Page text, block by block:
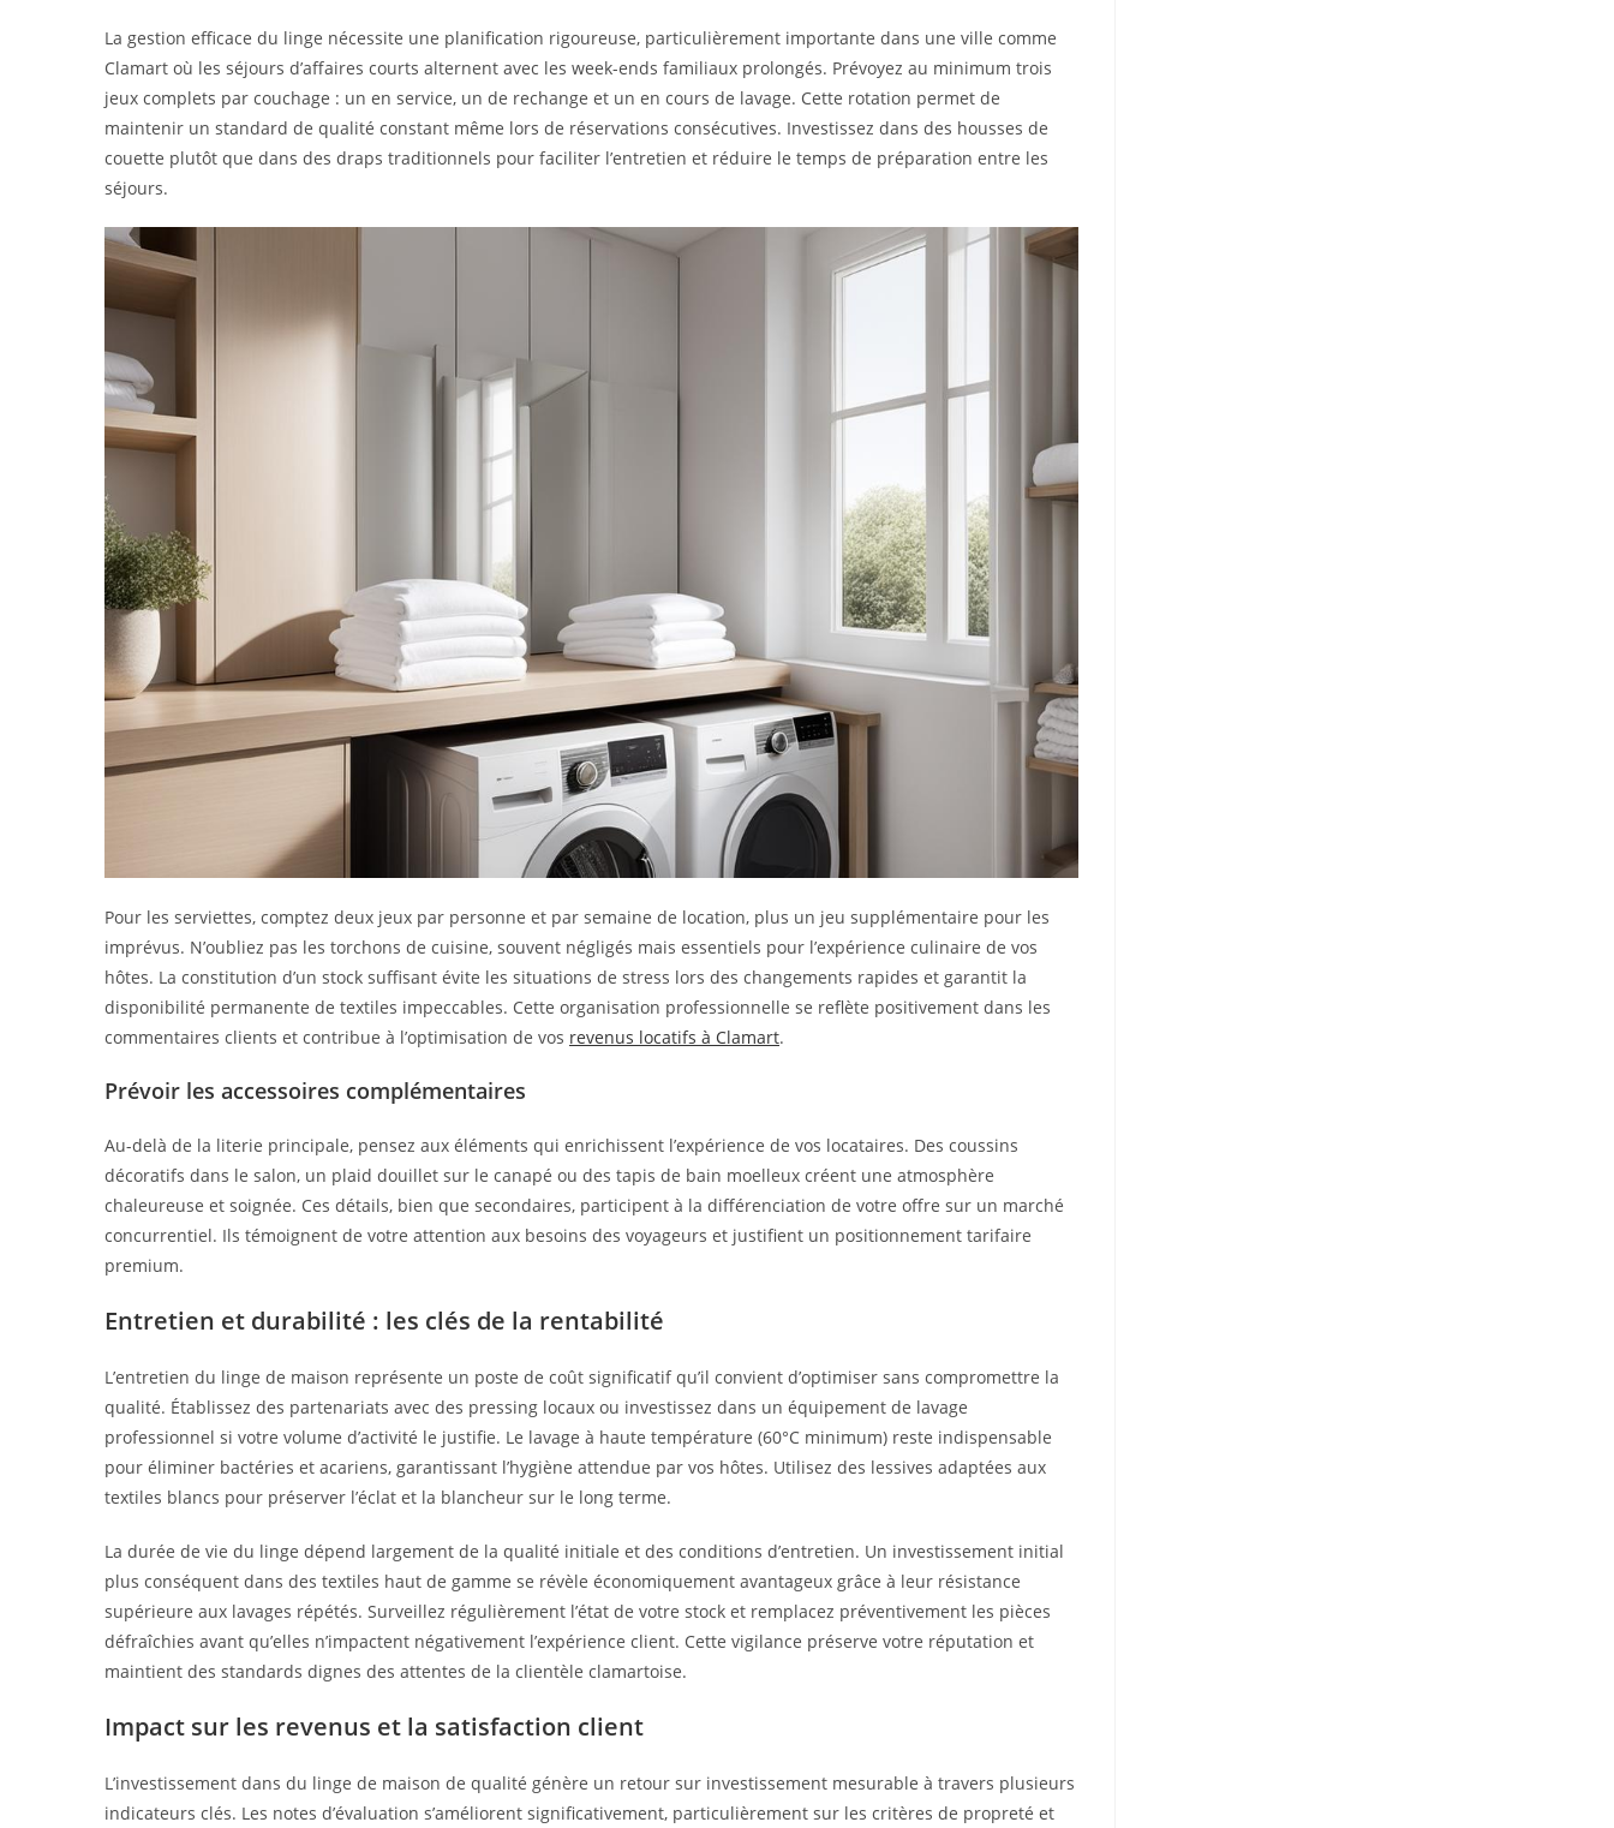
La gestion efficace du linge nécessite une planification rigoureuse, particulièrement importante dans une ville comme
Clamart où les séjours d’affaires courts alternent avec les week-ends familiaux prolongés. Prévoyez au minimum trois
jeux complets par couchage : un en service, un de rechange et un en cours de lavage. Cette rotation permet de
maintenir un standard de qualité constant même lors de réservations consécutives. Investissez dans des housses de
couette plutôt que dans des draps traditionnels pour faciliter l’entretien et réduire le temps de préparation entre les
séjours.
Pour les serviettes, comptez deux jeux par personne et par semaine de location, plus un jeu supplémentaire pour les
imprévus. N’oubliez pas les torchons de cuisine, souvent négligés mais essentiels pour l’expérience culinaire de vos
hôtes. La constitution d’un stock suffisant évite les situations de stress lors des changements rapides et garantit la
disponibilité permanente de textiles impeccables. Cette organisation professionnelle se reflète positivement dans les
commentaires clients et contribue à l’optimisation de vos revenus locatifs à Clamart.
Prévoir les accessoires complémentaires
Au-delà de la literie principale, pensez aux éléments qui enrichissent l’expérience de vos locataires. Des coussins
décoratifs dans le salon, un plaid douillet sur le canapé ou des tapis de bain moelleux créent une atmosphère
chaleureuse et soignée. Ces détails, bien que secondaires, participent à la différenciation de votre offre sur un marché
concurrentiel. Ils témoignent de votre attention aux besoins des voyageurs et justifient un positionnement tarifaire
premium.
Entretien et durabilité : les clés de la rentabilité
L’entretien du linge de maison représente un poste de coût significatif qu’il convient d’optimiser sans compromettre la
qualité. Établissez des partenariats avec des pressing locaux ou investissez dans un équipement de lavage
professionnel si votre volume d’activité le justifie. Le lavage à haute température (60°C minimum) reste indispensable
pour éliminer bactéries et acariens, garantissant l’hygiène attendue par vos hôtes. Utilisez des lessives adaptées aux
textiles blancs pour préserver l’éclat et la blancheur sur le long terme.
La durée de vie du linge dépend largement de la qualité initiale et des conditions d’entretien. Un investissement initial
plus conséquent dans des textiles haut de gamme se révèle économiquement avantageux grâce à leur résistance
supérieure aux lavages répétés. Surveillez régulièrement l’état de votre stock et remplacez préventivement les pièces
défraîchies avant qu’elles n’impactent négativement l’expérience client. Cette vigilance préserve votre réputation et
maintient des standards dignes des attentes de la clientèle clamartoise.
Impact sur les revenus et la satisfaction client
L’investissement dans du linge de maison de qualité génère un retour sur investissement mesurable à travers plusieurs
indicateurs clés. Les notes d’évaluation s’améliorent significativement, particulièrement sur les critères de propreté et